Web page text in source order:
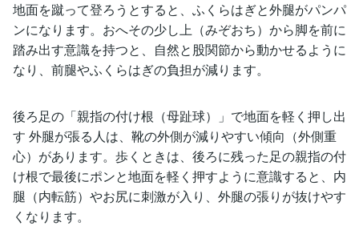
地面を蹴って登ろうとすると、ふくらはぎと外腿がパンパ
ンになります。おへその少し上（みぞおち）から脚を前に
踏み出す意識を持つと、自然と股関節から動かせるように
なり、前腿やふくらはぎの負担が減ります。
後ろ足の「親指の付け根（母趾球）」で地面を軽く押し出
す 外腿が張る人は、靴の外側が減りやすい傾向（外側重
心）があります。歩くときは、後ろに残った足の親指の付
け根で最後にポンと地面を軽く押すように意識すると、内
腿（内転筋）やお尻に刺激が入り、外腿の張りが抜けやす
くなります。